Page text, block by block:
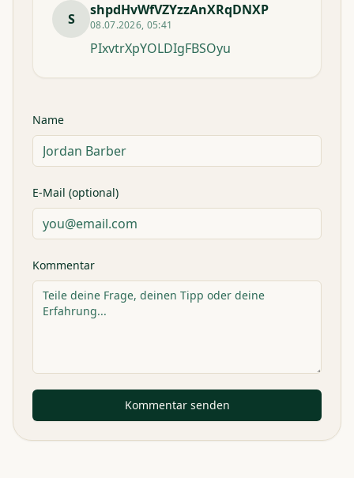
S
shpdHvWfVZYzzAnXRqDNXP
08.07.2026, 05:41
PIxvtrXpYOLDIgFBSOyu
Name
E-Mail (optional)
Kommentar
Kommentar senden